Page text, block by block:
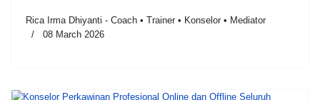
Rica Irma Dhiyanti - Coach • Trainer • Konselor • Mediator
08 March 2026